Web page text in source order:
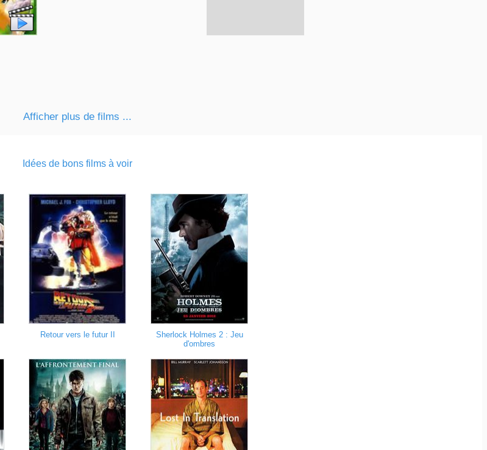
Afficher plus de films ...
Idées de bons films à voir
Retour vers le futur II
Sherlock Holmes 2 : Jeu
d'ombres